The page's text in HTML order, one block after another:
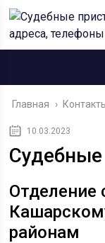
Главная ›
10.03.2023
Отделение
районам